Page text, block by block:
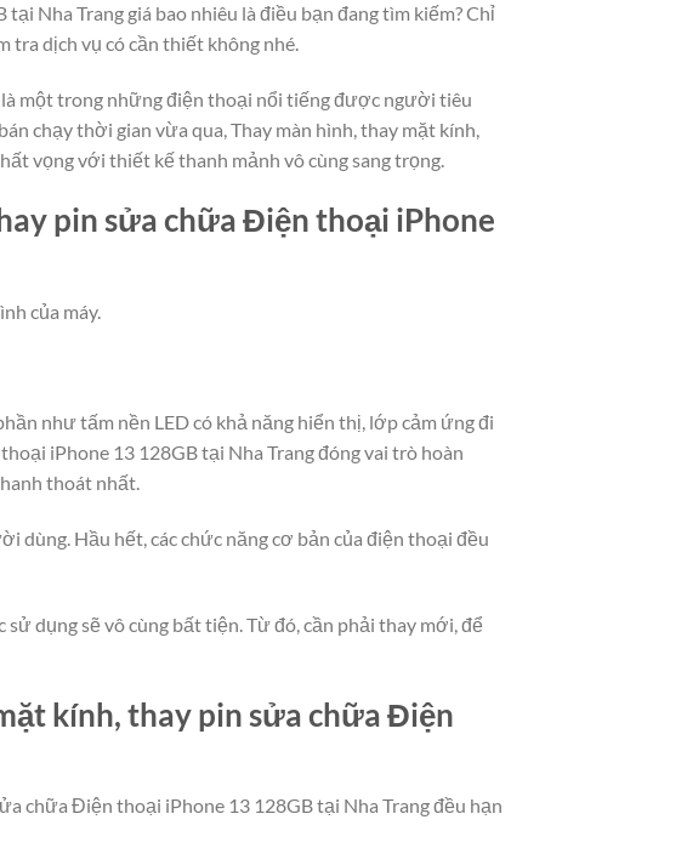
Nha Trang giá bao nhiêu là điều bạn đang tìm kiếm? Chỉ
tra dịch vụ có cần thiết không nhé.
một trong những điện thoại nổi tiếng được người tiêu
chạy thời gian vừa qua, Thay màn hình, thay mặt kính,
vọng với thiết kế thanh mảnh vô cùng sang trọng.
pin sửa chữa Điện thoại iPhone
của máy.
như tấm nền LED có khả năng hiển thị, lớp cảm ứng đi
iPhone 13 128GB tại Nha Trang đóng vai trò hoàn
thoát nhất.
dùng. Hầu hết, các chức năng cơ bản của điện thoại đều
dụng sẽ vô cùng bất tiện. Từ đó, cần phải thay mới, để
kính, thay pin sửa chữa Điện
chữa Điện thoại iPhone 13 128GB tại Nha Trang đều hạn